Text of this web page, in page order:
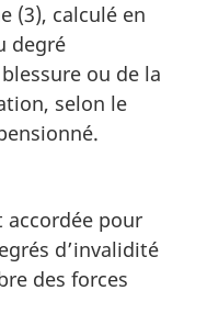
(3), calculé en
degré
ou de la
selon le
accordée pour
d’invalidité
des forces